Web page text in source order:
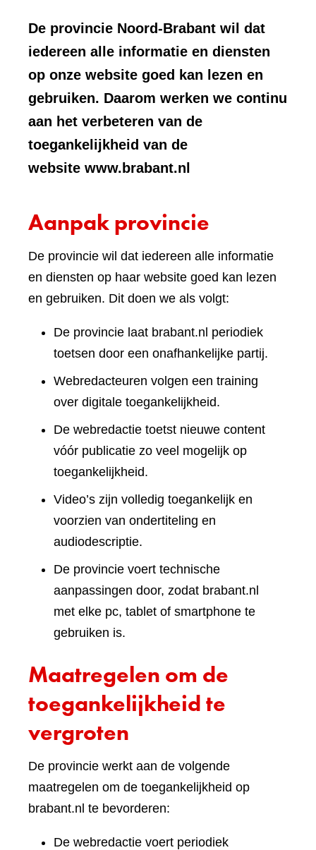
De provincie Noord-Brabant wil dat
iedereen alle informatie en diensten
op onze website goed kan lezen en
gebruiken. Daarom werken we continu
aan het verbeteren van de
toegankelijkheid van de
website www.brabant.nl
Aanpak provincie
De provincie wil dat iedereen alle informatie
en diensten op haar website goed kan lezen
en gebruiken. Dit doen we als volgt:
De provincie laat brabant.nl periodiek
toetsen door een onafhankelijke partij.
Webredacteuren volgen een training
over digitale toegankelijkheid.
De webredactie toetst nieuwe content
vóór publicatie zo veel mogelijk op
toegankelijkheid.
Video’s zijn volledig toegankelijk en
voorzien van ondertiteling en
audiodescriptie.
De provincie voert technische
aanpassingen door, zodat brabant.nl
met elke pc, tablet of smartphone te
gebruiken is.
Maatregelen om de
toegankelijkheid te
vergroten
De provincie werkt aan de volgende
maatregelen om de toegankelijkheid op
brabant.nl te bevorderen:
De webredactie voert periodiek